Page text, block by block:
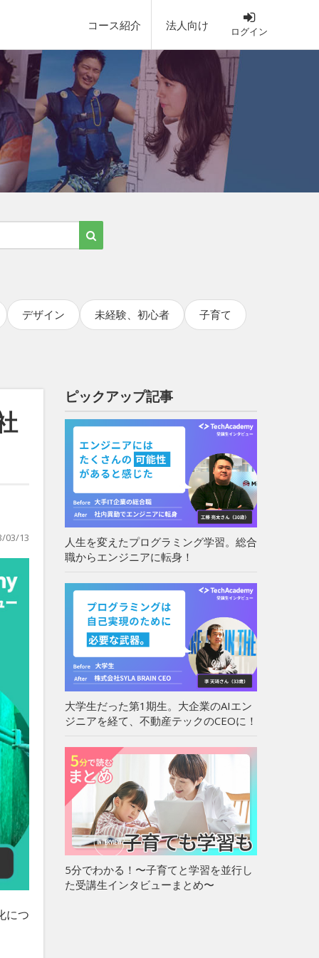
コース紹介 法人向け ログイン
デザイン 未経験、初心者 子育て
03/13
につ
ピックアップ記事
人生を変えたプログラミング学習。総合
職からエンジニアに転身！
大学生だった第1期生。大企業のAIエン
ジニアを経て、不動産テックのCEOに！
5分でわかる！〜子育てと学習を並行し
た受講生インタビューまとめ〜